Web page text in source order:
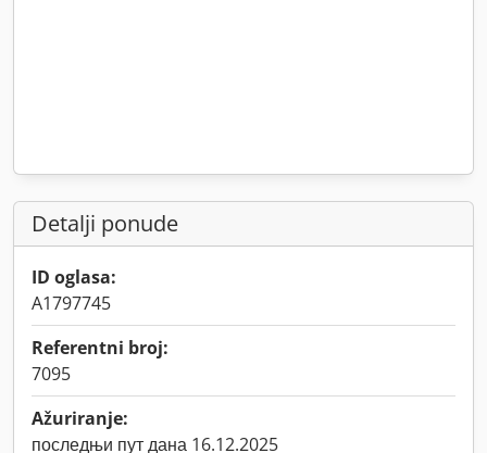
Detalji ponude
ID oglasa:
A1797745
Referentni broj:
7095
Ažuriranje:
последњи пут дана 16.12.2025